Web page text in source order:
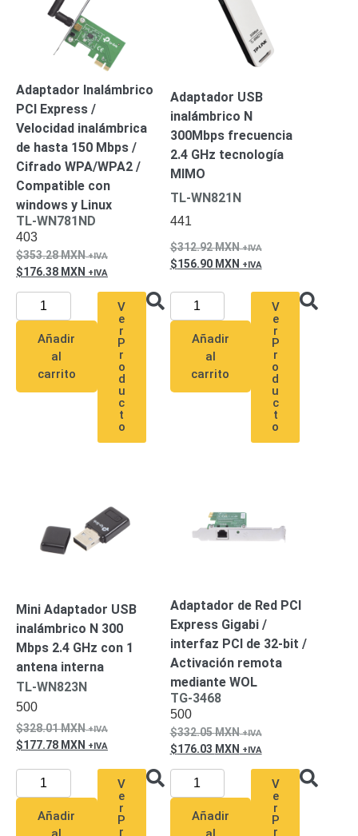
HD-TVI
Ambientes
SalinosAntiexplosión
/ Eyeball /
TurretEspecialesLente
Motorizado
-
PinholePTZVideograbadoras
Analógicas
- TurboHD
TVI / AHD
/ CVI
Robots e
Industrial
Cámaras
Industriales
Energía
Adaptadores
Pared
BateríasFuentes
Fuentes
PDUPlantas
de
EnergíaPoE
- No Break
Kits-
Sistemas
Completos
IP
Canales
TurboHD
Canales
Monitores
Pantallas
y
Adaptador Inalámbrico
PCI Express /
Velocidad inalámbrica
de hasta 150 Mbps /
Cifrado WPA/WPA2 /
Compatible con
windows y Linux
TL-WN781ND
403
353.28MXN
176.38 MXN
Añadir
al
carrito
V
e
r
P
r
o
d
u
c
t
o
Adaptador USB
inalámbrico N
300Mbps frecuencia
2.4 GHz tecnología
MIMO
TL-WN821N
441
312.92MXN
156.90 MXN
Añadir
al
carrito
V
e
r
P
r
o
d
u
c
t
o
Mini Adaptador USB
inalámbrico N 300
Mbps 2.4 GHz con 1
antena interna
TL-WN823N
500
328.01MXN
177.78 MXN
Añadir
V
e
r
P
r
Adaptador de Red PCI
Express Gigabi /
interfaz PCI de 32-bit /
Activación remota
mediante WOL
TG-3468
500
332.05MXN
176.03 MXN
Añadir
V
e
r
P
r